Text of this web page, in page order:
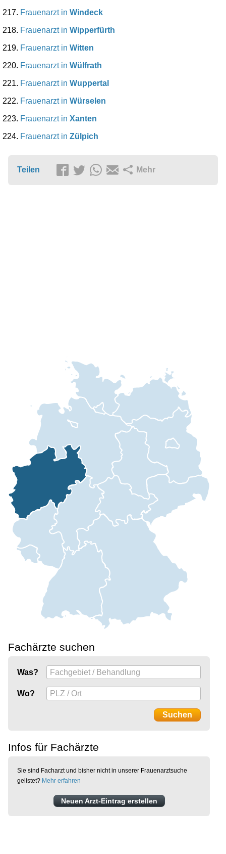
Frauenarzt in Windeck
Frauenarzt in Wipperfürth
Frauenarzt in Witten
Frauenarzt in Wülfrath
Frauenarzt in Wuppertal
Frauenarzt in Würselen
Frauenarzt in Xanten
Frauenarzt in Zülpich
Teilen Mehr
Fachärzte suchen
Was?
Wo?
Infos für Fachärzte
Sie sind Facharzt und bisher nicht in unserer Frauenarztsuche
gelistet? Mehr erfahren
Neuen Arzt-Eintrag erstellen